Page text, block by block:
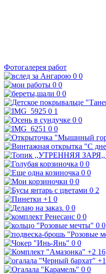
Фотогалерея работ
0 0
0 0
0 0
0 1
0 0
0 0
0 0
0 0
0 0
0 2
+1 0
0 0
0 0
0 0
0 0
+2 16
+1
0 0